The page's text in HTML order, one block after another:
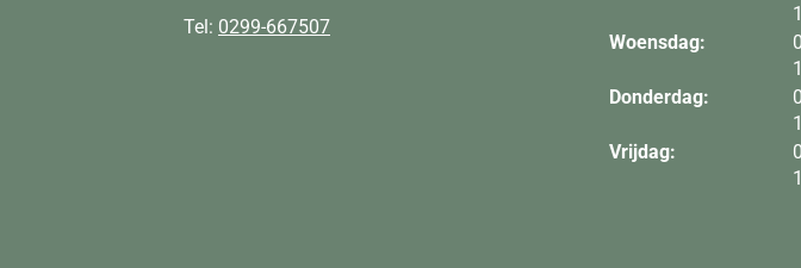
Tel: 0299-667507
Woensdag:
Donderdag:
Vrijdag: